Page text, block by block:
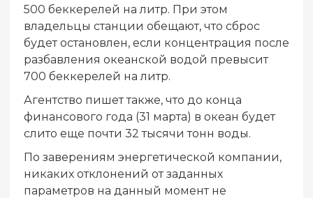
500 беккерелей на литр. При этом
владельцы станции обещают, что сброс
будет остановлен, если концентрация после
разбавления океанской водой превысит
700 беккерелей на литр.
Агентство пишет также, что до конца
финансового года (31 марта) в океан будет
слито еще почти 32 тысячи тонн воды.
По заверениям энергетической компании,
никаких отклонений от заданных
параметров на данный момент не